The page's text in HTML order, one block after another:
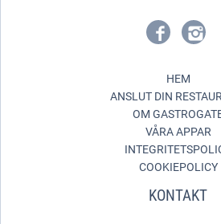
HEM
ANSLUT DIN
OM
VÅRA APPAR
COOKIEPOLICY
KONTAKT